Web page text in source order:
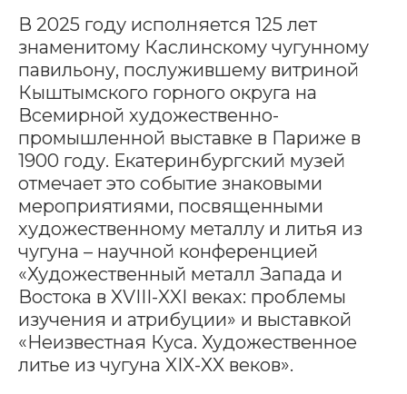
В 2025 году исполняется 125 лет
знаменитому Каслинскому чугунному
павильону, послужившему витриной
Кыштымского горного округа на
Всемирной художественно-
промышленной выставке в Париже в
1900 году. Екатеринбургский музей
отмечает это событие знаковыми
мероприятиями, посвященными
художественному металлу и литья из
чугуна – научной конференцией
«Художественный металл Запада и
Востока в XVIII-XXI веках: проблемы
изучения и атрибуции» и выставкой
«Неизвестная Куса. Художественное
литье из чугуна XIX-XX веков».